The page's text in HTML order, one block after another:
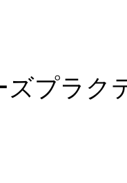
ズプラク